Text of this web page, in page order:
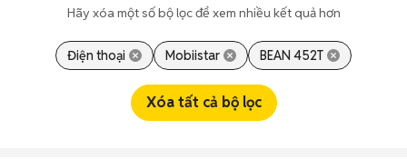
Hãy xóa một số bộ lọc để xem nhiều kết quả hơn
Điện thoại Mobiistar BEAN 452T
Xóa tất cả bộ lọc